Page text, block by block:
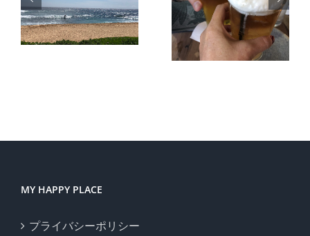
供時代を
い、で困
っていま
MY HAPPY PLACE
プライバシーポリシー